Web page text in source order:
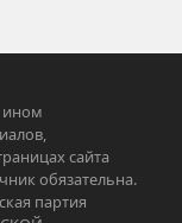
ином
сайта
обязательна.
партия